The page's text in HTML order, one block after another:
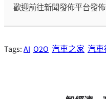
歡迎前往新聞發佈平台發
Tags:AI O2O 汽車之家 汽車